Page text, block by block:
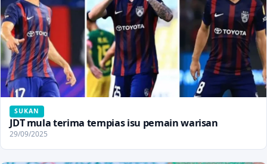
SUKAN
JDT mula terima tempias isu pemain warisan
29/09/2025